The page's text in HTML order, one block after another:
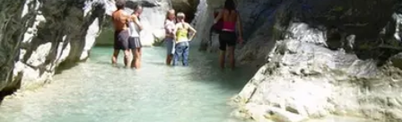
LA
CALABRIAVISIONE
Destinazioni